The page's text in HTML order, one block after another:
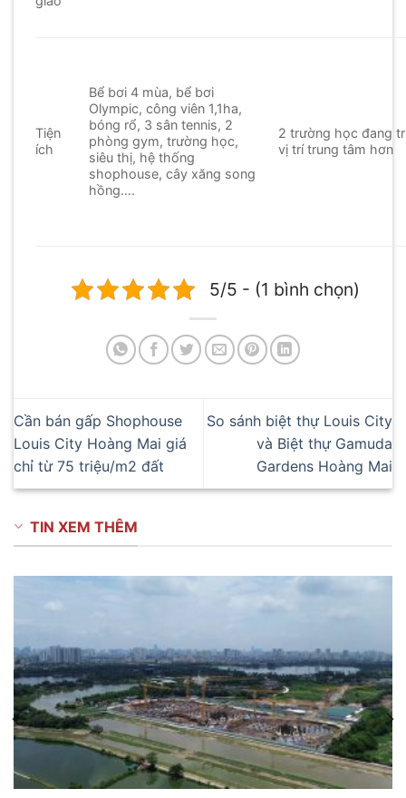
Tiện
ích
Bể bơi 4 mùa, bể bơi
Olympic, công viên 1,1ha,
bóng rổ, 3 sân tennis, 2
phòng gym, trường học,
siêu thị, hệ thống
shophouse, cây xăng song
hồng….
2 trường học đang
vị trí trung tâm hơn
5/5 - (1 bình chọn)
Cần bán gấp Shophouse
Louis City Hoàng Mai giá
chỉ từ 75 triệu/m2 đất
So sánh biệt thự Louis City
và Biệt thự Gamuda
Gardens Hoàng Mai
TIN XEM THÊM